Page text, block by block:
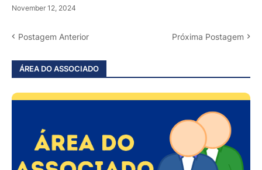
November 12, 2024
Postagem Anterior Próxima Postagem
ÁREA DO ASSOCIADO